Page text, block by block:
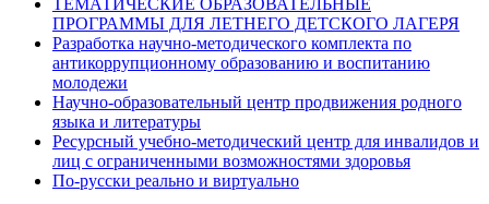
ПРОГРАММЫ ДЛЯ ЛЕТНЕГО ДЕТСКОГО ЛАГЕРЯ
Разработка научно-методического комплекта по
антикоррупционному образованию и воспитанию
молодежи
Научно-образовательный центр продвижения родного
языка и литературы
Ресурсный учебно-методический центр для инвалидов и
лиц с ограниченными возможностями здоровья
По-русски реально и виртуально